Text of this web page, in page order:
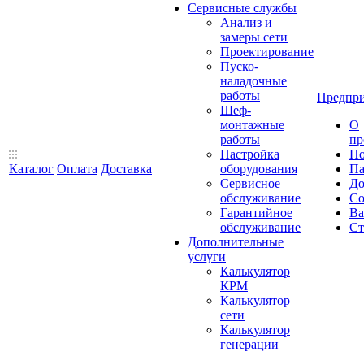
Каталог Оплата Доставка
Сервисные службы
Анализ и
замеры сети
Проектирование
Пуско-
наладочные
работы
Шеф-
монтажные
работы
Настройка
оборудования
Сервисное
обслуживание
Гарантийное
обслуживание
Дополнительные
услуги
Калькулятор
КРМ
Калькулятор
сети
Калькулятор
генерации
О